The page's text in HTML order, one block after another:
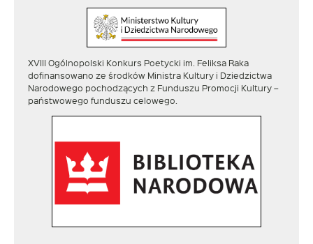
XVIII Ogólnopolski Konkurs Poetycki im. Feliksa Raka
dofinansowano ze środków Ministra Kultury i Dziedzictwa
Narodowego pochodzących z Funduszu Promocji Kultury –
państwowego funduszu celowego.